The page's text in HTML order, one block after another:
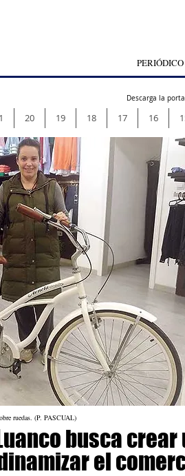
Descarga la
ruedas. (P. PASCUAL)
busca crear
el
20 19 18 17 16